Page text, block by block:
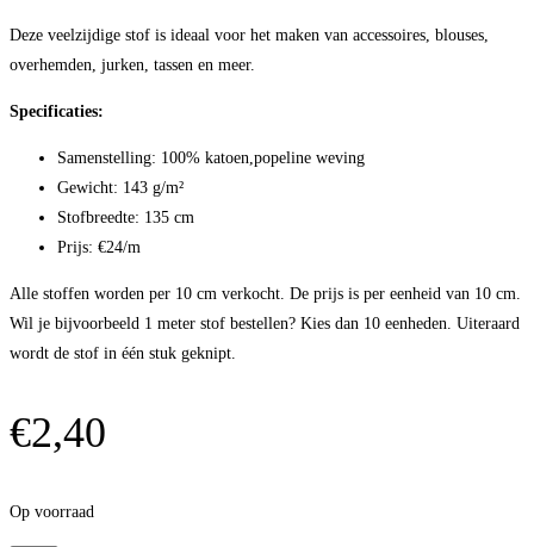
Deze veelzijdige stof is ideaal voor het maken van accessoires, blouses,
overhemden, jurken, tassen en meer.
Specificaties:
Samenstelling: 100% katoen,popeline weving
Gewicht: 143 g/m²
Stofbreedte: 135 cm
Prijs: €24/m
Alle stoffen worden per 10 cm verkocht. De prijs is per eenheid van 10 cm.
Wil je bijvoorbeeld 1 meter stof bestellen? Kies dan 10 eenheden. Uiteraard
wordt de stof in één stuk geknipt.
€2,40
Op voorraad